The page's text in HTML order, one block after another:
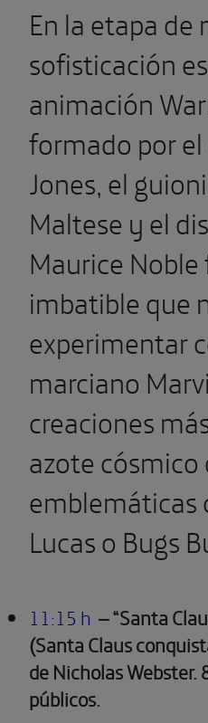
En la etapa de
sofisticación
animación
formado por
Jones, el
Maltese y el
Maurice
imbatible que
experimentar
marciano
creaciones
azote
emblemáticas
Lucas o Bugs
11:15 h – “Santa
(Santa Claus
de Nicholas Webster.
públicos.